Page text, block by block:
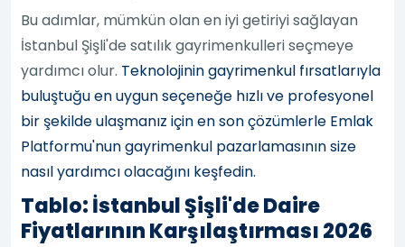
Bu adımlar, mümkün olan en iyi getiriyi sağlayan
İstanbul Şişli'de satılık gayrimenkulleri seçmeye
yardımcı olur. Teknolojinin gayrimenkul fırsatlarıyla
buluştuğu en uygun seçeneğe hızlı ve profesyonel
bir şekilde ulaşmanız için en son çözümlerle Emlak
Platformu'nun gayrimenkul pazarlamasının size
nasıl yardımcı olacağını keşfedin.
Tablo: İstanbul Şişli'de Daire
Fiyatlarının Karşılaştırması 2026